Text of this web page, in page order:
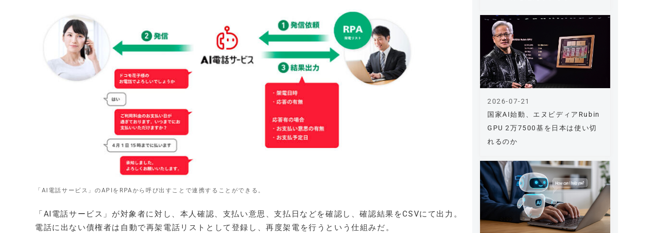
「AI電話サービス」のAPIをRPAから呼び出すことで連携することができる。
「AI電話サービス」が対象者に対し、本人確認、支払い意思、支払日などを確認し、確認結果をCSVにて出力。
電話に出ない債権者は自動で再架電話リストとして登録し、再度架電を行うという仕組みだ。
国家AI始動、エヌビディアRubin
GPU 2万7500基を日本は使い切
れるのか
2026-07-21